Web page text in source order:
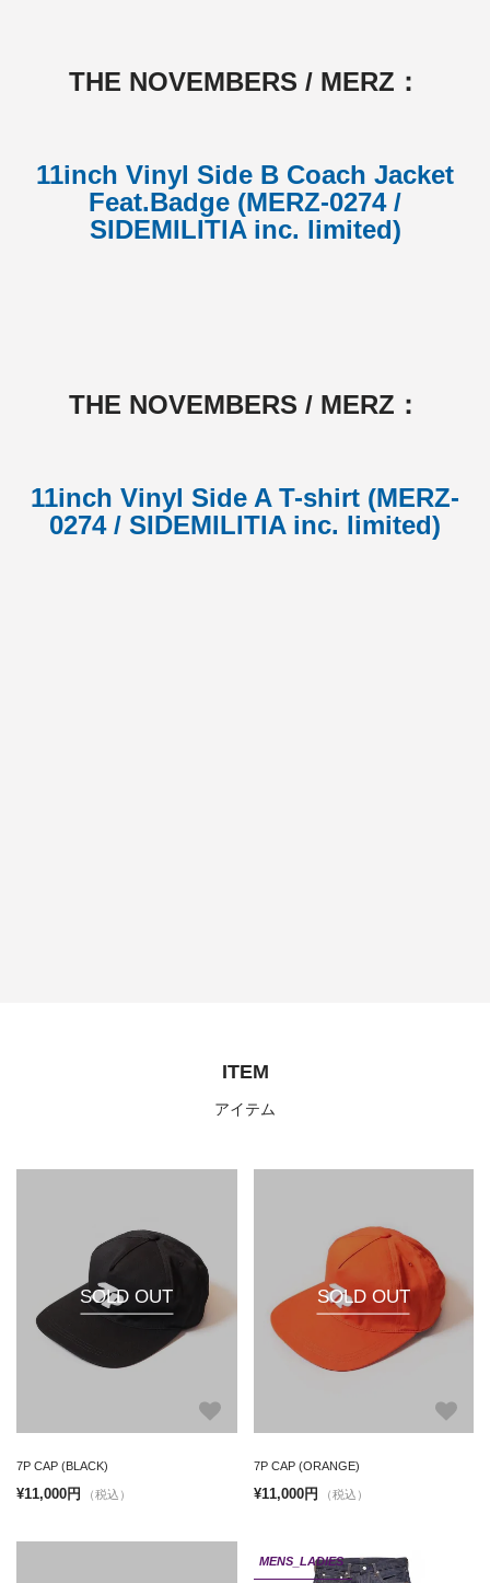
THE NOVEMBERS / MERZ：
11inch Vinyl Side B Coach Jacket
Feat.Badge (MERZ-0274 /
SIDEMILITIA inc. limited)
THE NOVEMBERS / MERZ：
11inch Vinyl Side A T-shirt (MERZ-
0274 / SIDEMILITIA inc. limited)
ITEM
アイテム
SOLD OUT
7P CAP (BLACK)
¥11,000円 （税込）
SOLD OUT
7P CAP (ORANGE)
¥11,000円 （税込）
MENS_LADIES